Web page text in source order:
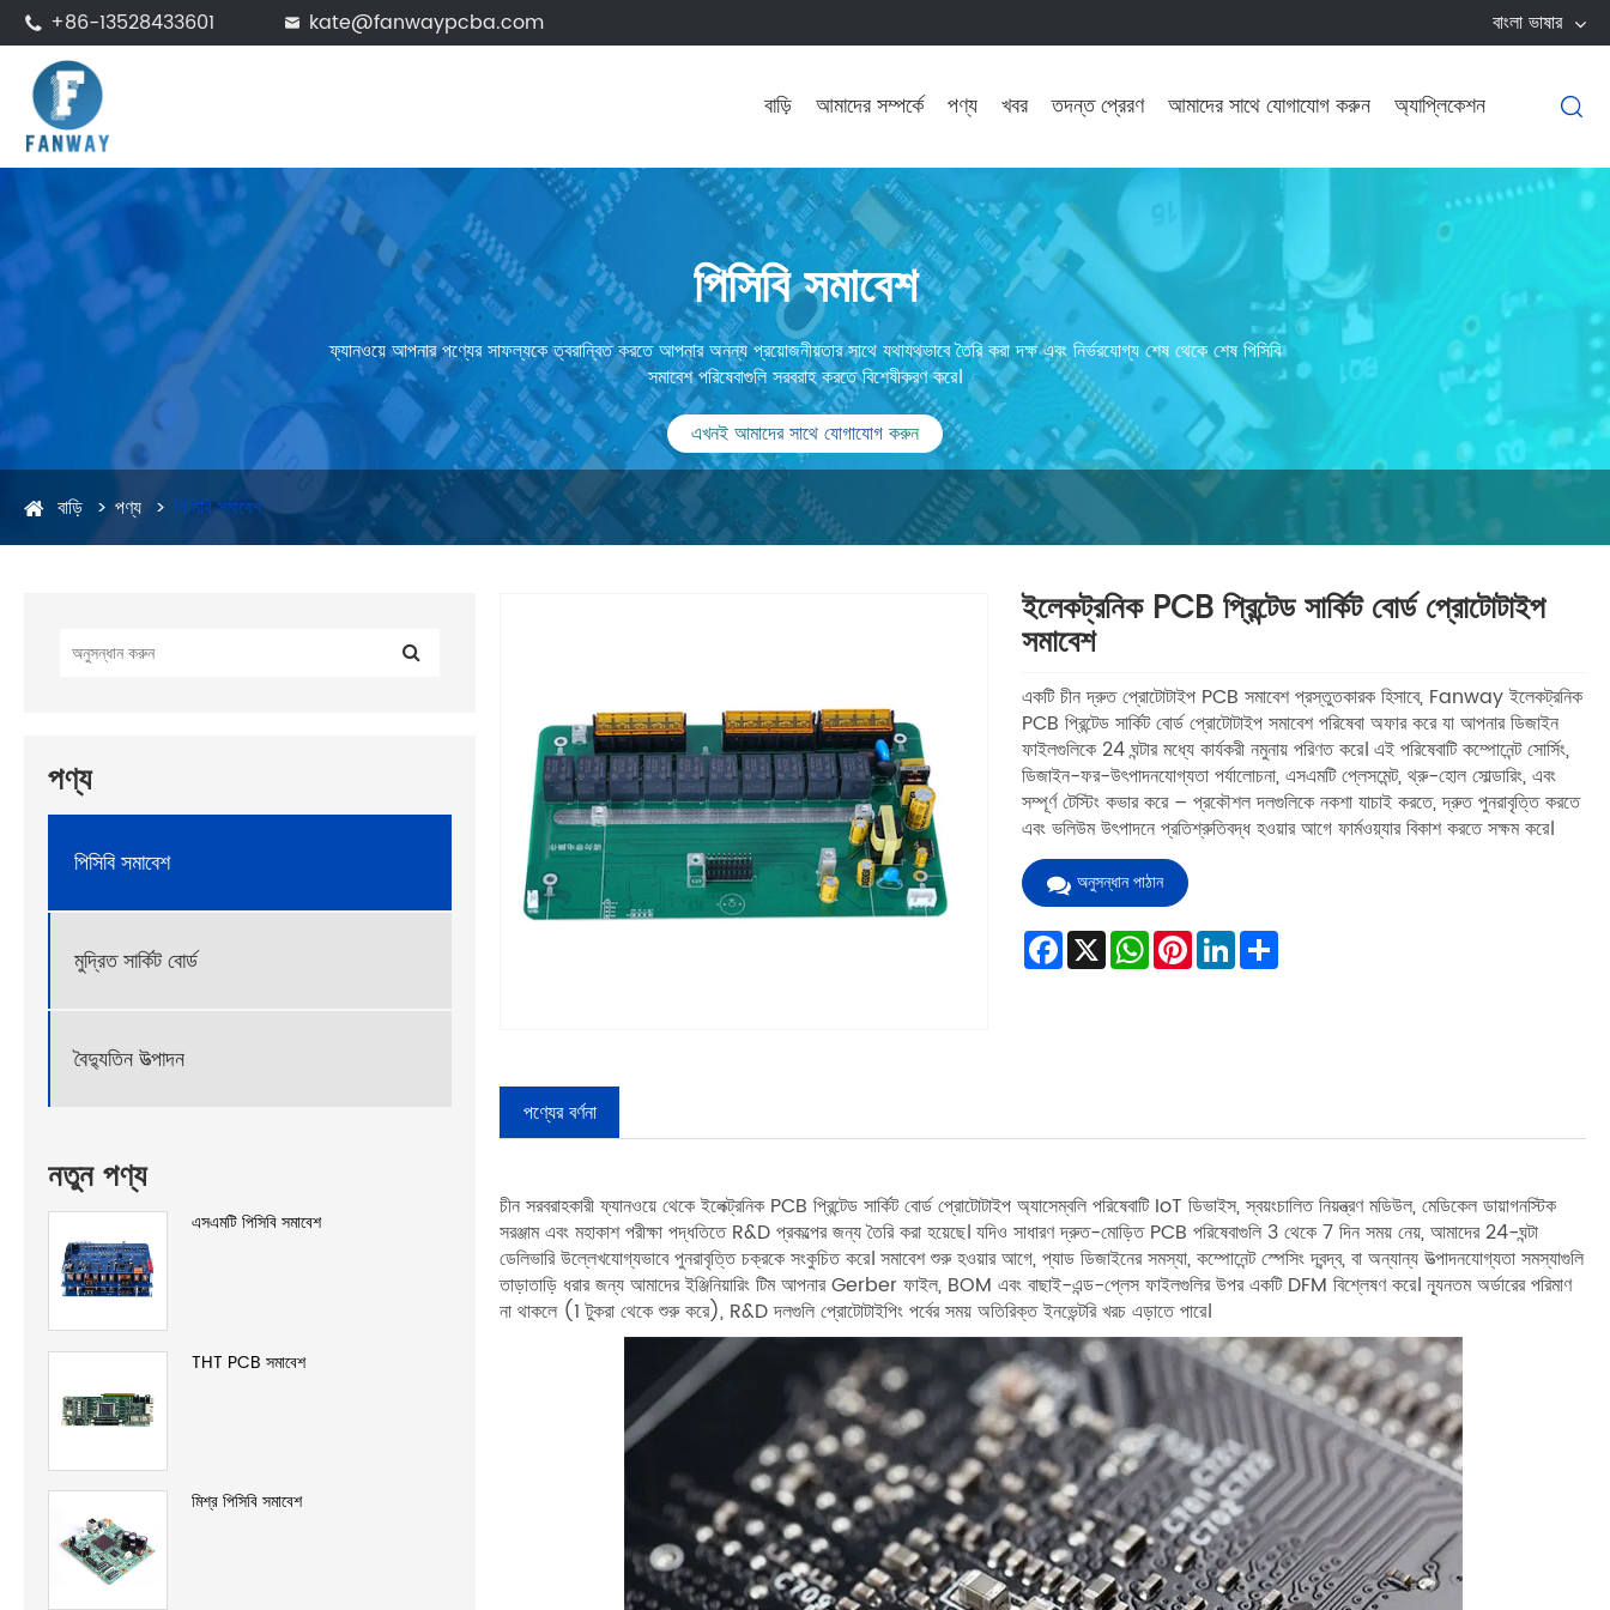
 +86-13528433601  kate@fanwaypcba.com বাংলা ভাষার
বাড়ি আমাদের সম্পর্কে পণ্য খবর তদন্ত প্রেরণ আমাদের সাথে যোগাযোগ করুন অ্যাপ্লিকেশন 
পিসিবি সমাবেশ
ফ্যানওয়ে আপনার পণ্যের সাফল্যকে ত্বরান্বিত করতে আপনার অনন্য প্রয়োজনীয়তার সাথে যথাযথভাবে তৈরি করা দক্ষ এবং নির্ভরযোগ্য শেষ থেকে শেষ পিসিবি
সমাবেশ পরিষেবাগুলি সরবরাহ করতে বিশেষীকরণ করে।
এখনই আমাদের সাথে যোগাযোগ করুন
বাড়ি পণ্য পিসিবি সমাবেশ
পণ্য
পিসিবি সমাবেশ
মুদ্রিত সার্কিট বোর্ড
বৈদ্যুতিন উত্পাদন
নতুন পণ্য
এসএমটি পিসিবি সমাবেশ
THT PCB সমাবেশ
মিশ্র পিসিবি সমাবেশ
ইলেকট্রনিক PCB প্রিন্টেড সার্কিট বোর্ড প্রোটোটাইপ
সমাবেশ
একটি চীন দ্রুত প্রোটোটাইপ PCB সমাবেশ প্রস্তুতকারক হিসাবে, Fanway ইলেকট্রনিক
PCB প্রিন্টেড সার্কিট বোর্ড প্রোটোটাইপ সমাবেশ পরিষেবা অফার করে যা আপনার ডিজাইন
ফাইলগুলিকে 24 ঘন্টার মধ্যে কার্যকরী নমুনায় পরিণত করে। এই পরিষেবাটি কম্পোনেন্ট সোর্সিং,
ডিজাইন-ফর-উৎপাদনযোগ্যতা পর্যালোচনা, এসএমটি প্লেসমেন্ট, থ্রু-হোল সোল্ডারিং, এবং
সম্পূর্ণ টেস্টিং কভার করে – প্রকৌশল দলগুলিকে নকশা যাচাই করতে, দ্রুত পুনরাবৃত্তি করতে
এবং ভলিউম উৎপাদনে প্রতিশ্রুতিবদ্ধ হওয়ার আগে ফার্মওয়্যার বিকাশ করতে সক্ষম করে।
অনুসন্ধান পাঠান
Facebook
X WhatsApp
Pinterest
LinkedInShare
পণ্যের বর্ণনা
চীন সরবরাহকারী ফ্যানওয়ে থেকে ইলেক্ট্রনিক PCB প্রিন্টেড সার্কিট বোর্ড প্রোটোটাইপ অ্যাসেম্বলি পরিষেবাটি IoT ডিভাইস, স্বয়ংচালিত নিয়ন্ত্রণ মডিউল, মেডিকেল ডায়াগনস্টিক
সরঞ্জাম এবং মহাকাশ পরীক্ষা পদ্ধতিতে R&D প্রকল্পের জন্য তৈরি করা হয়েছে। যদিও সাধারণ দ্রুত-মোড়িত PCB পরিষেবাগুলি 3 থেকে 7 দিন সময় নেয়, আমাদের 24-ঘন্টা
ডেলিভারি উল্লেখযোগ্যভাবে পুনরাবৃত্তি চক্রকে সংকুচিত করে। সমাবেশ শুরু হওয়ার আগে, প্যাড ডিজাইনের সমস্যা, কম্পোনেন্ট স্পেসিং দ্বন্দ্ব, বা অন্যান্য উত্পাদনযোগ্যতা সমস্যাগুলি
তাড়াতাড়ি ধরার জন্য আমাদের ইঞ্জিনিয়ারিং টিম আপনার Gerber ফাইল, BOM এবং বাছাই-এন্ড-প্লেস ফাইলগুলির উপর একটি DFM বিশ্লেষণ করে। ন্যূনতম অর্ডারের পরিমাণ
না থাকলে (1 টুকরা থেকে শুরু করে), R&D দলগুলি প্রোটোটাইপিং পর্বের সময় অতিরিক্ত ইনভেন্টরি খরচ এড়াতে পারে।